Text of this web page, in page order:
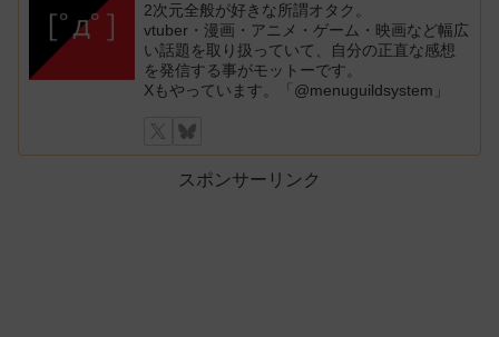
2次元全般が好きな所謂オタク。
vtuber・漫画・アニメ・ゲーム・映画など幅広
い話題を取り扱っていて、自分の正直な感想
を発信する事がモットーです。
Xもやっています。「@menuguildsystem」
スポンサーリンク